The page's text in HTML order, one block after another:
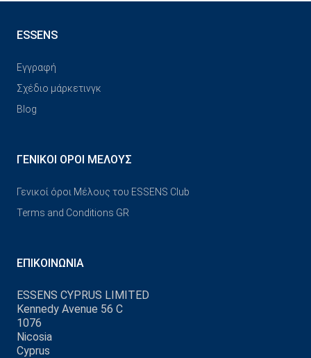
ESSENS
Εγγραφή
Σχέδιο μάρκετινγκ
Blog
ΓΕΝΙΚΟΊ ΌΡΟΙ ΜΈΛΟΥΣ
Γενικοί όροι Μέλους του ESSENS Club
Terms and Conditions GR
ΕΠΙΚΟΙΝΩΝΊΑ
ESSENS CYPRUS LIMITED
Kennedy Avenue 56 C
1076
Nicosia
Cyprus